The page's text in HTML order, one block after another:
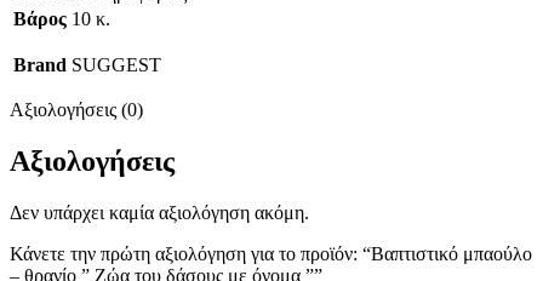
Βάρος 10 κ.
Brand SUGGEST
Αξιολογήσεις (0)
Αξιολογήσεις
Δεν υπάρχει καμία αξιολόγηση ακόμη.
Κάνετε την πρώτη αξιολόγηση για το προϊόν: “Βαπτιστικό μπαούλο
– θρανίο ” Ζώα του δάσους με όνομα ””